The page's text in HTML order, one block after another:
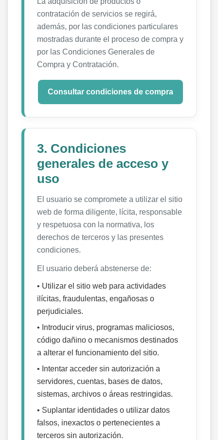
contratación de servicios se regirá,
además, por las condiciones particulares
mostradas durante el proceso de compra y
por las Condiciones Generales de
Compra y Contratación.
Consultar condiciones de compra
3. Condiciones
generales de acceso y
uso
El usuario se compromete a utilizar el sitio
web de forma diligente, lícita, responsable
y respetuosa con la normativa, los
derechos de terceros y las presentes
condiciones.
El usuario deberá abstenerse de:
• Utilizar el sitio web para actividades
ilícitas, fraudulentas, engañosas o
perjudiciales.
• Introducir virus, programas maliciosos,
código dañino o mecanismos destinados
a alterar el funcionamiento del sitio.
• Intentar acceder sin autorización a
servidores, cuentas, bases de datos,
sistemas, archivos o áreas restringidas.
• Suplantar identidades o utilizar datos
falsos, inexactos o pertenecientes a
terceros sin autorización.